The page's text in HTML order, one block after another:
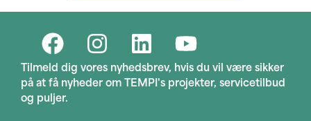
Tilmeld dig vores nyhedsbrev, hvis du vil være sikker
på at få nyheder om TEMPI's projekter, servicetilbud
og puljer.